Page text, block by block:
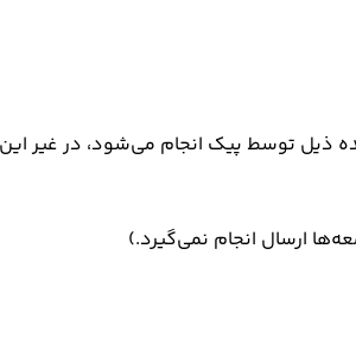
زمان تعیین شده ذیل توسط پیک انجام می‌شود،